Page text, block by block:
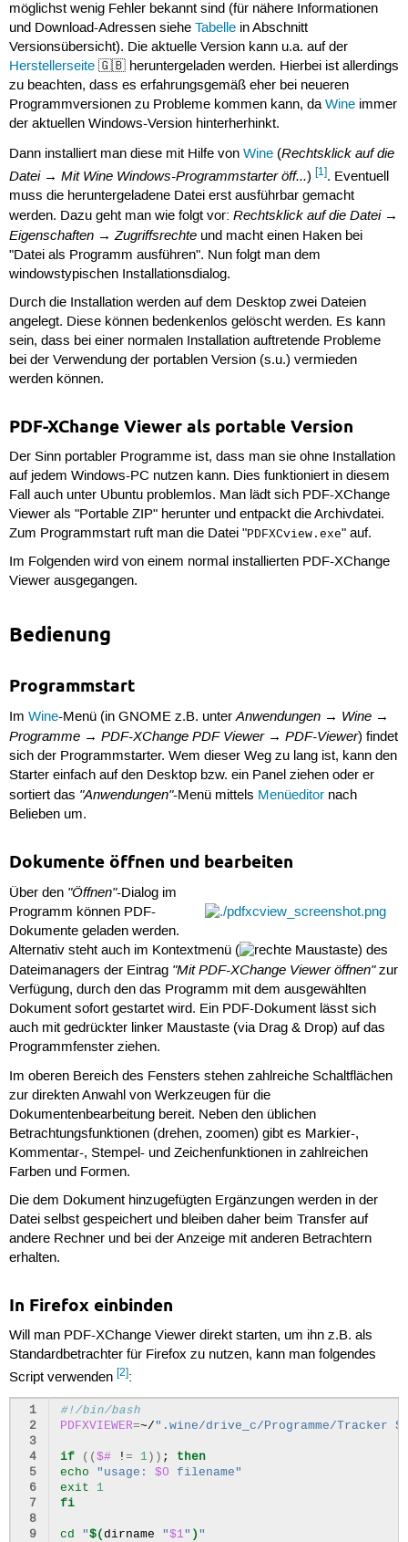
möglichst wenig Fehler bekannt sind (für nähere Informationen
und Download-Adressen siehe Tabellein Abschnitt
Versionsübersicht). Die aktuelle Version kann u.a. auf der
Herstellerseite🇬🇧 heruntergeladen werden. Hierbei ist allerdings
zu beachten, dass es erfahrungsgemäß eher bei neueren
Programmversionen zu Probleme kommen kann, daWineimmer
der aktuellen Windows-Version hinterherhinkt.
Dann installiert man diese mit Hilfe von Wine(Rechtsklick auf die
Datei → Mit Wine Windows-Programmstarter öff...) [1]. Eventuell
muss die heruntergeladene Datei erst ausführbar gemacht
werden. Dazu geht man wie folgt vor: Rechtsklick auf die Datei →
Eigenschaften → Zugriffsrechteund macht einen Haken bei
"Datei als Programm ausführen". Nun folgt man dem
windowstypischen Installationsdialog.
Durch die Installation werden auf dem Desktop zwei Dateien
angelegt. Diese können bedenkenlos gelöscht werden. Es kann
sein, dass bei einer normalen Installation auftretende Probleme
bei der Verwendung der portablen Version (s.u.) vermieden
werden können.
PDF-XChange Viewer als portable Version
Der Sinn portabler Programme ist, dass man sie ohne Installation
auf jedem Windows-PC nutzen kann. Dies funktioniert in diesem
Fall auch unter Ubuntu problemlos. Man lädt sich PDF-XChange
Viewer als "Portable ZIP" herunter und entpackt die Archivdatei.
Zum Programmstart ruft man die Datei "PDFXCview.exe" auf.
Im Folgenden wird von einem normal installierten PDF-XChange
Viewer ausgegangen.
Bedienung
Programmstart
Im Wine-Menü (in GNOME z.B. unterAnwendungen → Wine →
Programme → PDF-XChange PDF Viewer → PDF-Viewer) findet
sich der Programmstarter. Wem dieser Weg zu lang ist, kann den
Starter einfach auf den Desktop bzw. ein Panel ziehen oder er
sortiert das "Anwendungen"-Menü mittels Menüeditornach
Belieben um.
Dokumente öffnen und bearbeiten
Über den "Öffnen"-Dialog im
Programm können PDF-
Dokumente geladen werden.
Alternativ steht auch im Kontextmenü (
) des
Dateimanagers der Eintrag "Mit PDF-XChange Viewer öffnen"zur
Verfügung, durch den das Programm mit dem ausgewählten
Dokument sofort gestartet wird. Ein PDF-Dokument lässt sich
auch mit gedrückter linker Maustaste (via Drag & Drop) auf das
Programmfenster ziehen.
Im oberen Bereich des Fensters stehen zahlreiche Schaltflächen
zur direkten Anwahl von Werkzeugen für die
Dokumentenbearbeitung bereit. Neben den üblichen
Betrachtungsfunktionen (drehen, zoomen) gibt es Markier-,
Kommentar-, Stempel- und Zeichenfunktionen in zahlreichen
Farben und Formen.
Die dem Dokument hinzugefügten Ergänzungen werden in der
Datei selbst gespeichert und bleiben daher beim Transfer auf
andere Rechner und bei der Anzeige mit anderen Betrachtern
erhalten.
In Firefox einbinden
Will man PDF-XChange Viewer direkt starten, um ihn z.B. als
Standardbetrachter für Firefox zu nutzen, kann man folgendes
Script verwenden [2]:
1
2
3
4
5
6
7
8
9
#!/bin/bash
PDFXVIEWER=~/".wine/drive_c/Programme/Tracker
if (($# != 1 )) ;
then
echo
"usage: $0 filename"
exit
1
fi
cd "$(dirname "$1" ) "